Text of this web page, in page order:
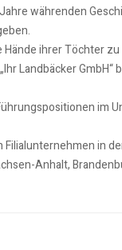
währenden
ihrer Töchter zu
in
Anhalt,